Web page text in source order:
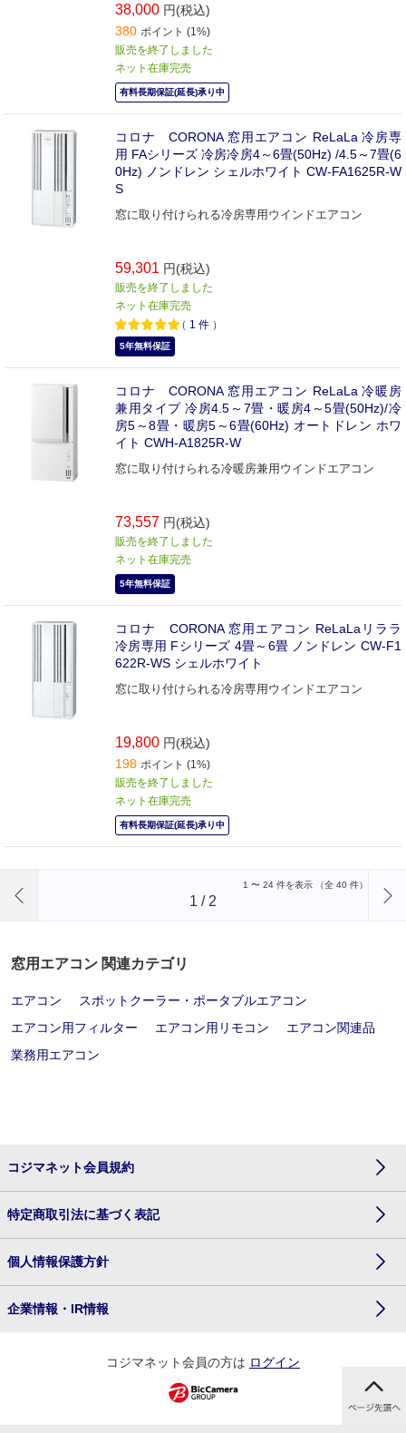
38,000 円(税込)
380 ポイント (1%)
販売を終了しました
ネット在庫完売
有料長期保証(延長)承り中
コロナ CORONA 窓用エアコン ReLaLa 冷房専
用 FAシリーズ 冷房冷房4～6畳(50Hz) /4.5～7畳(6
0Hz) ノンドレン シェルホワイト CW-FA1625R-W
S
窓に取り付けられる冷房専用ウインドエアコン
59,301 円(税込)
販売を終了しました
ネット在庫完売
（ 1 件 ）
5年無料保証
コロナ CORONA 窓用エアコン ReLaLa 冷暖房
兼用タイプ 冷房4.5～7畳・暖房4～5畳(50Hz)/冷
房5～8畳・暖房5～6畳(60Hz) オートドレン ホワ
イト CWH-A1825R-W
窓に取り付けられる冷暖房兼用ウインドエアコン
73,557 円(税込)
販売を終了しました
ネット在庫完売
5年無料保証
コロナ CORONA 窓用エアコン ReLaLaリララ
冷房専用 Fシリーズ 4畳～6畳 ノンドレン CW-F1
622R-WS シェルホワイト
窓に取り付けられる冷房専用ウインドエアコン
19,800 円(税込)
198 ポイント (1%)
販売を終了しました
ネット在庫完売
有料長期保証(延長)承り中
1 〜 24 件を表示 （全 40 件）
1 / 2
窓用エアコン 関連カテゴリ
エアコン
スポットクーラー・ポータブルエアコン
エアコン用フィルター
エアコン用リモコン
エアコン関連品
業務用エアコン
コジマネット会員規約
特定商取引法に基づく表記
個人情報保護方針
企業情報・IR情報
コジマネット会員の方は ログイン